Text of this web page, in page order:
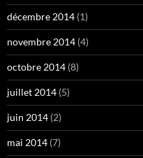
décembre 2014 (1)
novembre 2014 (4)
octobre 2014 (8)
juillet 2014 (5)
juin 2014 (2)
mai 2014 (7)